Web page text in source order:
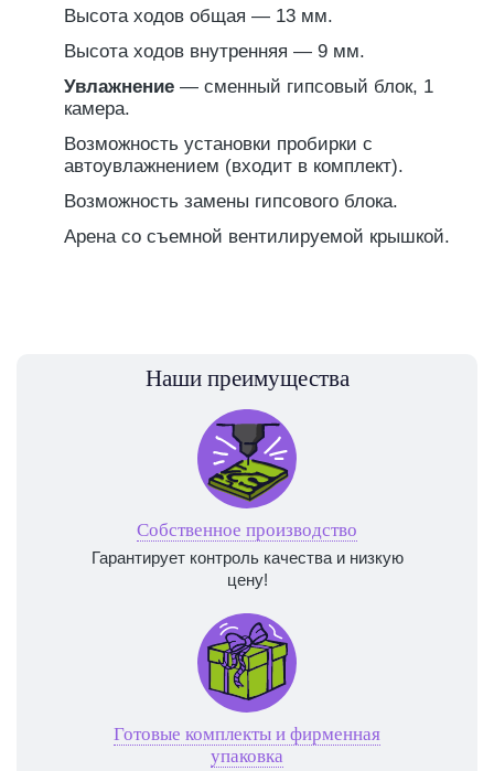
Высота ходов общая — 13 мм.
Высота ходов внутренняя — 9 мм.
Увлажнение — сменный гипсовый блок, 1
камера.
Возможность установки пробирки с
автоувлажнением (входит в комплект).
Возможность замены гипсового блока.
Арена со съемной вентилируемой крышкой.
Наши преимущества
Собственное производство
Гарантирует контроль качества и низкую
цену!
Готовые комплекты и фирменная
упаковка